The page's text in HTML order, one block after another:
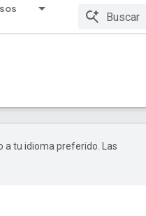
a tu idioma preferido. Las